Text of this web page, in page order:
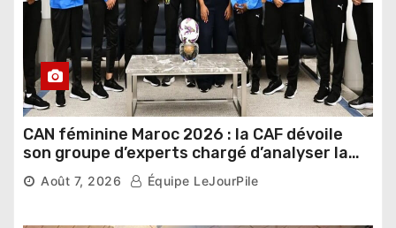
CAN féminine Maroc 2026 : la CAF dévoile
son groupe d’experts chargé d’analyser la
compétition
Août 7, 2026 Équipe LeJourPile